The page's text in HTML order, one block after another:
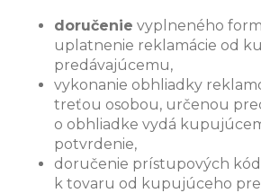
doručenie vyplneného
uplatnenie reklamácie od
predávajúcemu,
vykonanie obhliadky
treťou osobou, určenou
o obhliadke vydá
potvrdenie,
doručenie prístupových
k tovaru od kupujúceho